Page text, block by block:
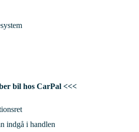
bil hos CarPal <<<
indgå i handlen